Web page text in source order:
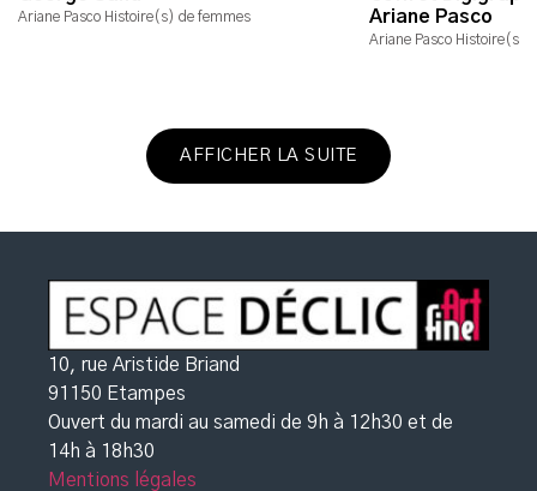
Ariane Pasco Histoire(s) de femmes
Ariane Pasco
Ariane Pasco Histoire(s)
AFFICHER LA SUITE
10, rue Aristide Briand
91150 Etampes
Ouvert du mardi au samedi de 9h à 12h30 et de
14h à 18h30
Mentions légales